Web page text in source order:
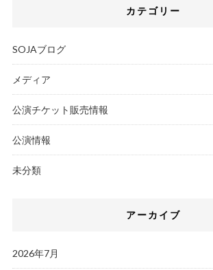
カテゴリー
SOJAブログ
メディア
公演チケット販売情報
公演情報
未分類
アーカイブ
2026年7月